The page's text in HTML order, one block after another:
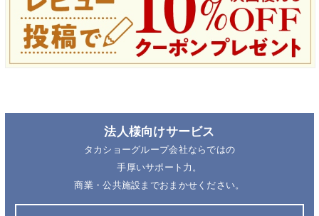
法人様向けサービス
タカショーグループ会社ならではの
手厚いサポート力。
商業・公共施設までおまかせください。